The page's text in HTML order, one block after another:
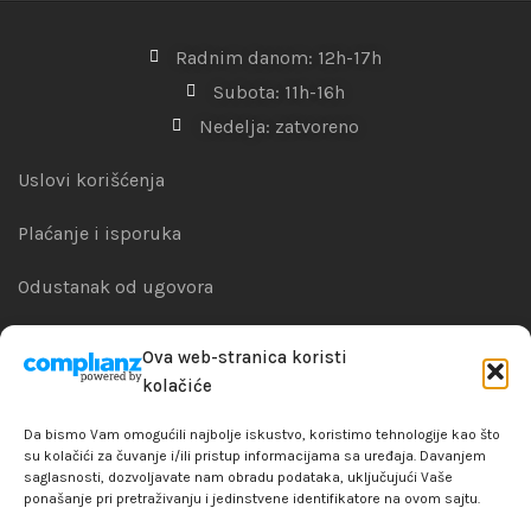
Ova web-stranica koristi
kolačiće
Da bismo Vam omogućili najbolje iskustvo, koristimo tehnologije kao što
su kolačići za čuvanje i/ili pristup informacijama sa uređaja. Davanjem
saglasnosti, dozvoljavate nam obradu podataka, uključujući Vaše
ponašanje pri pretraživanju i jedinstvene identifikatore na ovom sajtu.
Radnim danom: 12h-17h
Subota: 11h-16h
Nedelja: zatvoreno
Uslovi korišćenja
Plaćanje i isporuka
Odustanak od ugovora
Reklamacije i garanacije
Politika privatnosti